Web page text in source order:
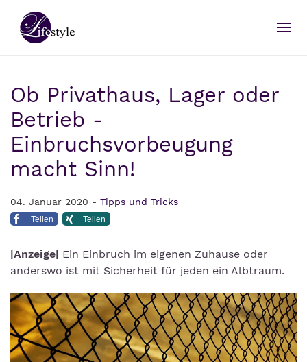
Ob Privathaus, Lager oder
Betrieb -
Einbruchsvorbeugung
macht Sinn!
04. Januar 2020 - Tipps und Tricks
Teilen Teilen
|Anzeige| Ein Einbruch im eigenen Zuhause oder
anderswo ist mit Sicherheit für jeden ein Albtraum.